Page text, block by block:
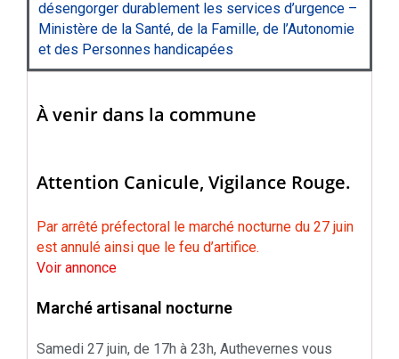
désengorger durablement les services d’urgence –
Ministère de la Santé, de la Famille, de l’Autonomie
et des Personnes handicapées
À venir dans la commune
Attention Canicule, Vigilance Rouge.
Par arrêté préfectoral le marché nocturne du 27 juin
est annulé ainsi que le feu d’artifice.
Voir annonce
Marché artisanal nocturne
Samedi 27 juin, de 17h à 23h, Authevernes vous